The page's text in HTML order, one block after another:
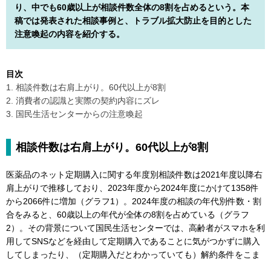
り、中でも60歳以上が相談件数全体の8割を占めるという。本
稿では発表された相談事例と、トラブル拡大防止を目的とした
注意喚起の内容を紹介する。
目次
1. 相談件数は右肩上がり。60代以上が8割
2. 消費者の認識と実際の契約内容にズレ
3. 国民生活センターからの注意喚起
相談件数は右肩上がり。60代以上が8割
医薬品のネット定期購入に関する年度別相談件数は2021年度以降右
肩上がりで推移しており、2023年度から2024年度にかけて1358件
から2066件に増加（グラフ1）。2024年度の相談の年代別件数・割
合をみると、60歳以上の年代が全体の8割を占めている（グラフ
2）。その背景について国民生活センターでは、高齢者がスマホを利
用してSNSなどを経由して定期購入であることに気がつかずに購入
してしまったり、（定期購入だとわかっていても）解約条件をこま